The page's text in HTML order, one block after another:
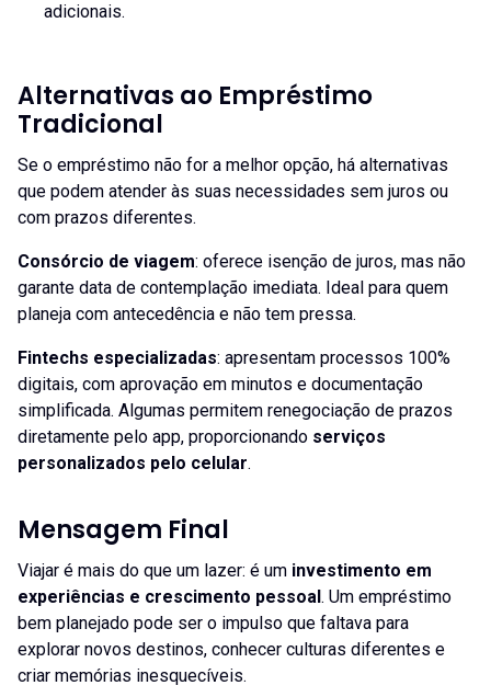
adicionais.
Alternativas ao Empréstimo
Tradicional
Se o empréstimo não for a melhor opção, há alternativas
que podem atender às suas necessidades sem juros ou
com prazos diferentes.
Consórcio de viagem: oferece isenção de juros, mas não
garante data de contemplação imediata. Ideal para quem
planeja com antecedência e não tem pressa.
Fintechs especializadas: apresentam processos 100%
digitais, com aprovação em minutos e documentação
simplificada. Algumas permitem renegociação de prazos
diretamente pelo app, proporcionando serviços
personalizados pelo celular.
Mensagem Final
Viajar é mais do que um lazer: é um investimento em
experiências e crescimento pessoal. Um empréstimo
bem planejado pode ser o impulso que faltava para
explorar novos destinos, conhecer culturas diferentes e
criar memórias inesquecíveis.